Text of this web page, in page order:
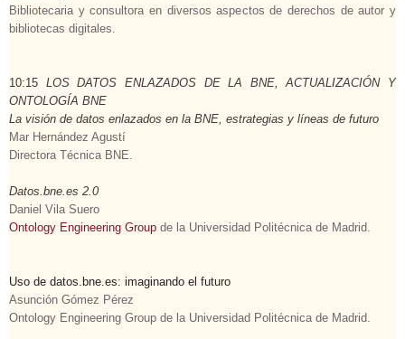
Bibliotecaria y consultora en diversos aspectos de derechos de autor y
bibliotecas digitales.
10:15 LOS DATOS ENLAZADOS DE LA BNE, ACTUALIZACIÓN Y
ONTOLOGÍA BNE
La visión de datos enlazados en la BNE, estrategias y líneas de futuro
Mar Hernández Agustí
Directora Técnica BNE.
Datos.bne.es 2.0
Daniel Vila Suero
Ontology Engineering Group de la Universidad Politécnica de Madrid.
Uso de datos.bne.es: imaginando el futuro
Asunción Gómez Pérez
Ontology Engineering Group de la Universidad Politécnica de Madrid.